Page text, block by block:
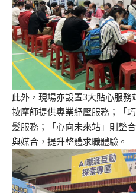
此外，現場亦設置3大貼心服
按摩師提供專業紓壓服務；「
髮服務；「心向未來站」則整
與媒合，提升整體求職體驗。